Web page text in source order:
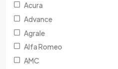
Acura
Advance
Agrale
Alfa Romeo
AMC